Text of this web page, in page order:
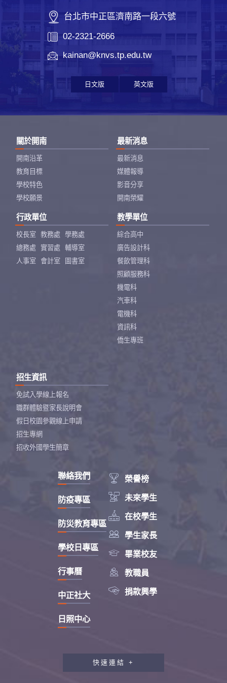
台北市中正區濟南路一段六號
02-2321-2666
kainan@knvs.tp.edu.tw
日文版 英文版
關於開南
開南沿革
教育目標
學校特色
學校願景
最新消息
最新消息
媒體報導
影音分享
開南榮耀
行政單位
校長室 教務處
學務處
總務處
實習處
輔導室
人事室
會計室 圖書室
教學單位
綜合高中
廣告設計科
餐飲管理科
照顧服務科
機電科
汽車科
電機科
資訊科
僑生專班
招生資訊
免試入學線上報名
職群體驗暨家長說明會
假日校園參觀線上申請
招生專網
招收外國學生簡章
 榮譽榜
 未來學生
 在校學生
 學生家長
 畢業校友
 教職員
 捐款興學
聯絡我們
防疫專區
防災教育專區
學校日專區
行事曆
中正社大
日照中心
快速連結 +
教職員工研習專區